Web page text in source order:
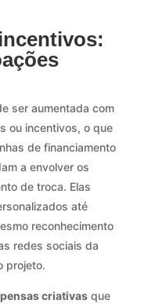
ser aumentada com
ou incentivos, o que
de financiamento
a envolver os
de troca. Elas
até
reconhecimento
redes sociais da
projeto.
criativasque